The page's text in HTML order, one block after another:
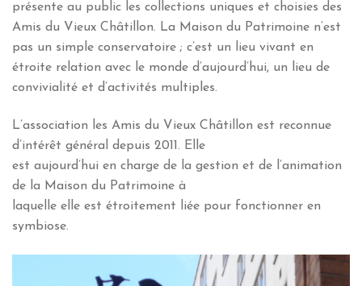
présente au public les collections uniques et choisies des
Amis du Vieux Châtillon. La Maison du Patrimoine n’est
pas un simple conservatoire ; c’est un lieu vivant en
étroite relation avec le monde d’aujourd’hui, un lieu de
convivialité et d’activités multiples.
L’association les Amis du Vieux Châtillon est reconnue
d’intérêt général depuis 2011. Elle
est aujourd’hui en charge de la gestion et de l’animation
de la Maison du Patrimoine à
laquelle elle est étroitement liée pour fonctionner en
symbiose.